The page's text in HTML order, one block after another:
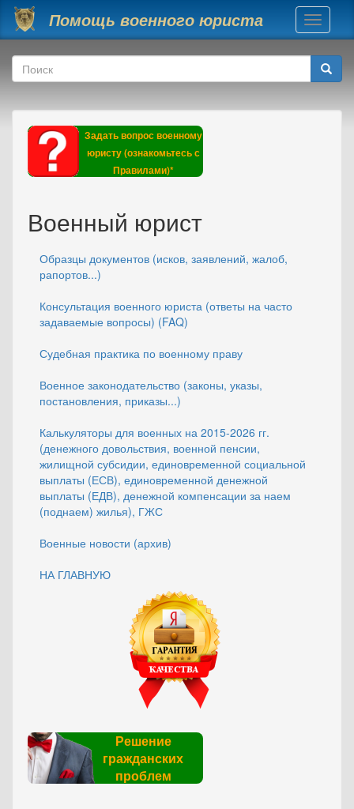
Перейти к основному содержанию
Помощь военного юриста
Toggle
Форма поиска
Поиск
Задать вопрос военному
юристу (ознакомьтесь с
Правилами)*
Военный юрист
Образцы документов (исков, заявлений, жалоб,
рапортов...)
Консультация военного юриста (ответы на часто
задаваемые вопросы) (FAQ)
Судебная практика по военному праву
Военное законодательство (законы, указы,
постановления, приказы...)
Калькуляторы для военных на 2015-2026 гг.
(денежного довольствия, военной пенсии,
жилищной субсидии, единовременной социальной
выплаты (ЕСВ), единовременной денежной
выплаты (ЕДВ), денежной компенсации за наем
(поднаем) жилья), ГЖС
Военные новости (архив)
НА ГЛАВНУЮ
Решение
гражданских
проблем